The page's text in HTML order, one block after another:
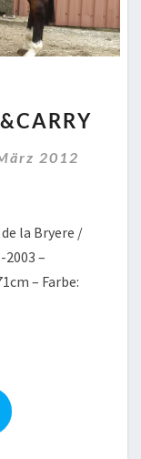
2012
la Bryere /
–
– Farbe: